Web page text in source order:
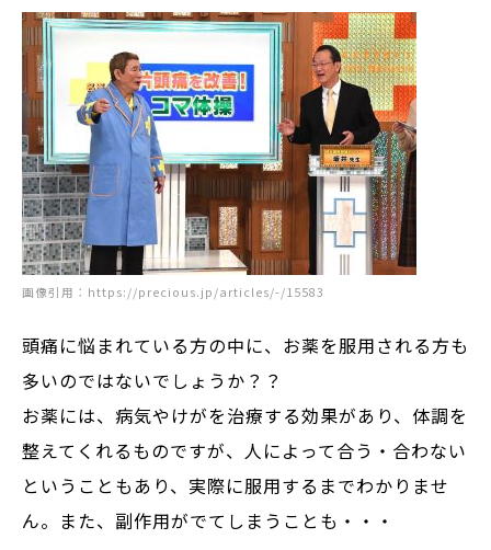
画像引用： https://precious.jp/articles/-/15583
頭痛に悩まれている方の中に、お薬を服用される方も
多いのではないでしょうか？？
お薬には、病気やけがを治療する効果があり、体調を
整えてくれるものですが、人によって合う・合わない
ということもあり、実際に服用するまでわかりませ
ん。また、副作用がでてしまうことも・・・